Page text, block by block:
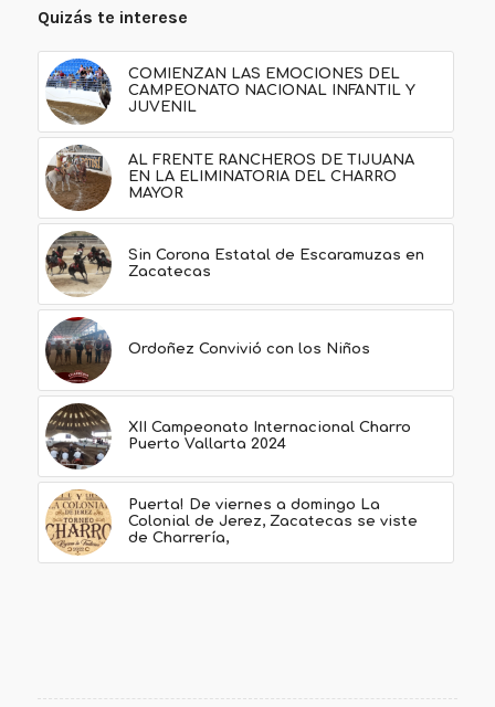
Quizás te interese
COMIENZAN LAS EMOCIONES DEL
CAMPEONATO NACIONAL INFANTIL Y
JUVENIL
AL FRENTE RANCHEROS DE TIJUANA
EN LA ELIMINATORIA DEL CHARRO
MAYOR
Sin Corona Estatal de Escaramuzas en
Zacatecas
Ordoñez Convivió con los Niños
XII Campeonato Internacional Charro
Puerto Vallarta 2024
Puerta! De viernes a domingo La
Colonial de Jerez, Zacatecas se viste
de Charrería,